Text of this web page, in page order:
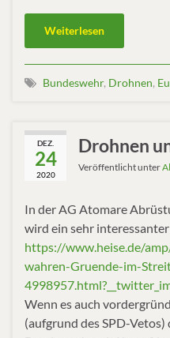
Weiterlesen
Bundeswehr, Drohnen,
DEZ.
24
2020
Drohnen
Veröffentlicht unter
In der AG Atomare
wird ein sehr
https://www.heise.de/
wahren-Gruende-im-
Wenn es auch
(aufgrund des SPD-